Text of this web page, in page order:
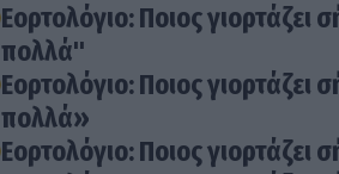
Εορτολόγιο: Ποιος γιορτάζει
πολλά"
Εορτολόγιο: Ποιος γιορτάζει
πολλά»
Εορτολόγιο: Ποιος